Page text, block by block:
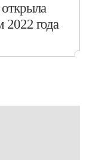
2022 года